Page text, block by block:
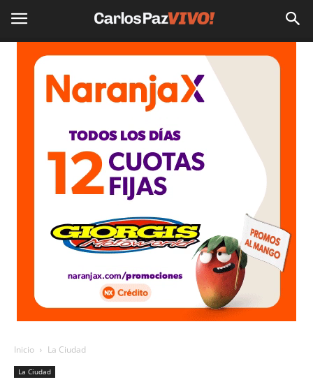
Inicio La Ciudad
La Ciudad